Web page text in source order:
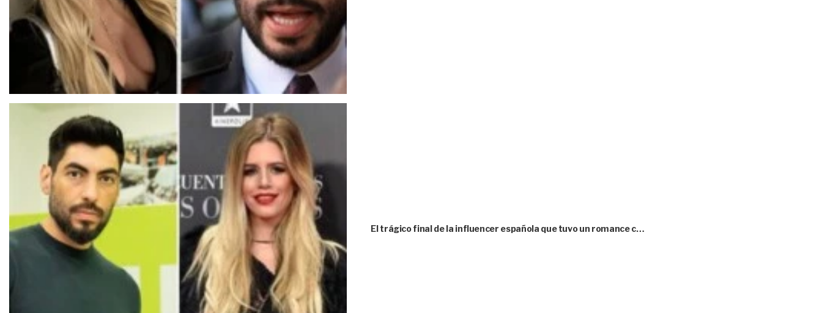
El trágico final de la influencer española que tuvo un romance c…